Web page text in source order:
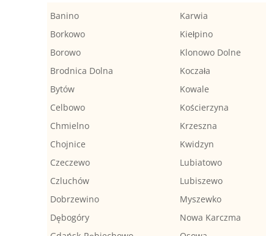
Banino
Borkowo
Borowo
Brodnica Dolna
Bytów
Celbowo
Chmielno
Chojnice
Czeczewo
Czluchów
Dobrzewino
Dębogóry
Karwia
Kiełpino
Klonowo Dolne
Koczała
Kowale
Kościerzyna
Krzeszna
Kwidzyn
Lubiatowo
Lubiszewo
Myszewko
Nowa Karczma